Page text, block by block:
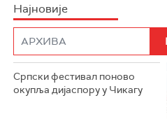
Најновије
Српски фестивал поново
окупља дијаспору у Чикагу